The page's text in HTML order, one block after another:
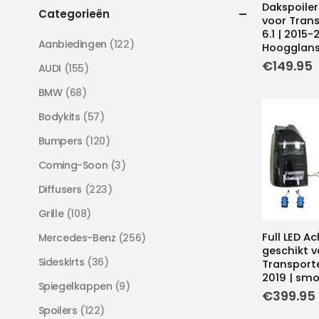
voor
6.1 | 2015-
€149.95
Full LED
geschikt
2019 |
€399.95
Categorieën
Aanbiedingen (122)
AUDI (155)
BMW (68)
Bodykits (57)
Bumpers (120)
Coming-Soon (3)
Diffusers (223)
Grille (108)
Mercedes-Benz (256)
Sideskirts (36)
Spiegelkappen (9)
Spoilers (122)